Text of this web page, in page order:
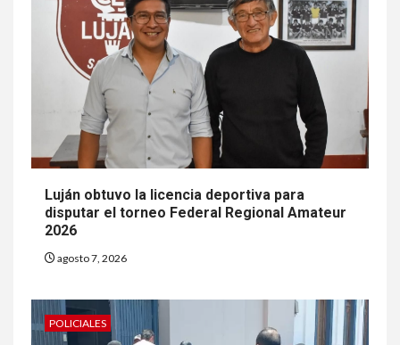
Luján obtuvo la licencia deportiva para
disputar el torneo Federal Regional Amateur
2026
agosto 7, 2026
POLICIALES